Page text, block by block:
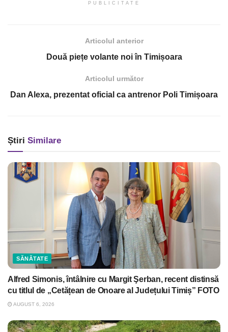
PUBLICITATE
Articolul anterior
Două piețe volante noi în Timișoara
Articolul următor
Dan Alexa, prezentat oficial ca antrenor Poli Timișoara
Știri Similare
SĂNĂTATE
Alfred Simonis, întâlnire cu Margit Şerban, recent distinsă
cu titlul de „Cetățean de Onoare al Județului Timiș” FOTO
AUGUST 6, 2026